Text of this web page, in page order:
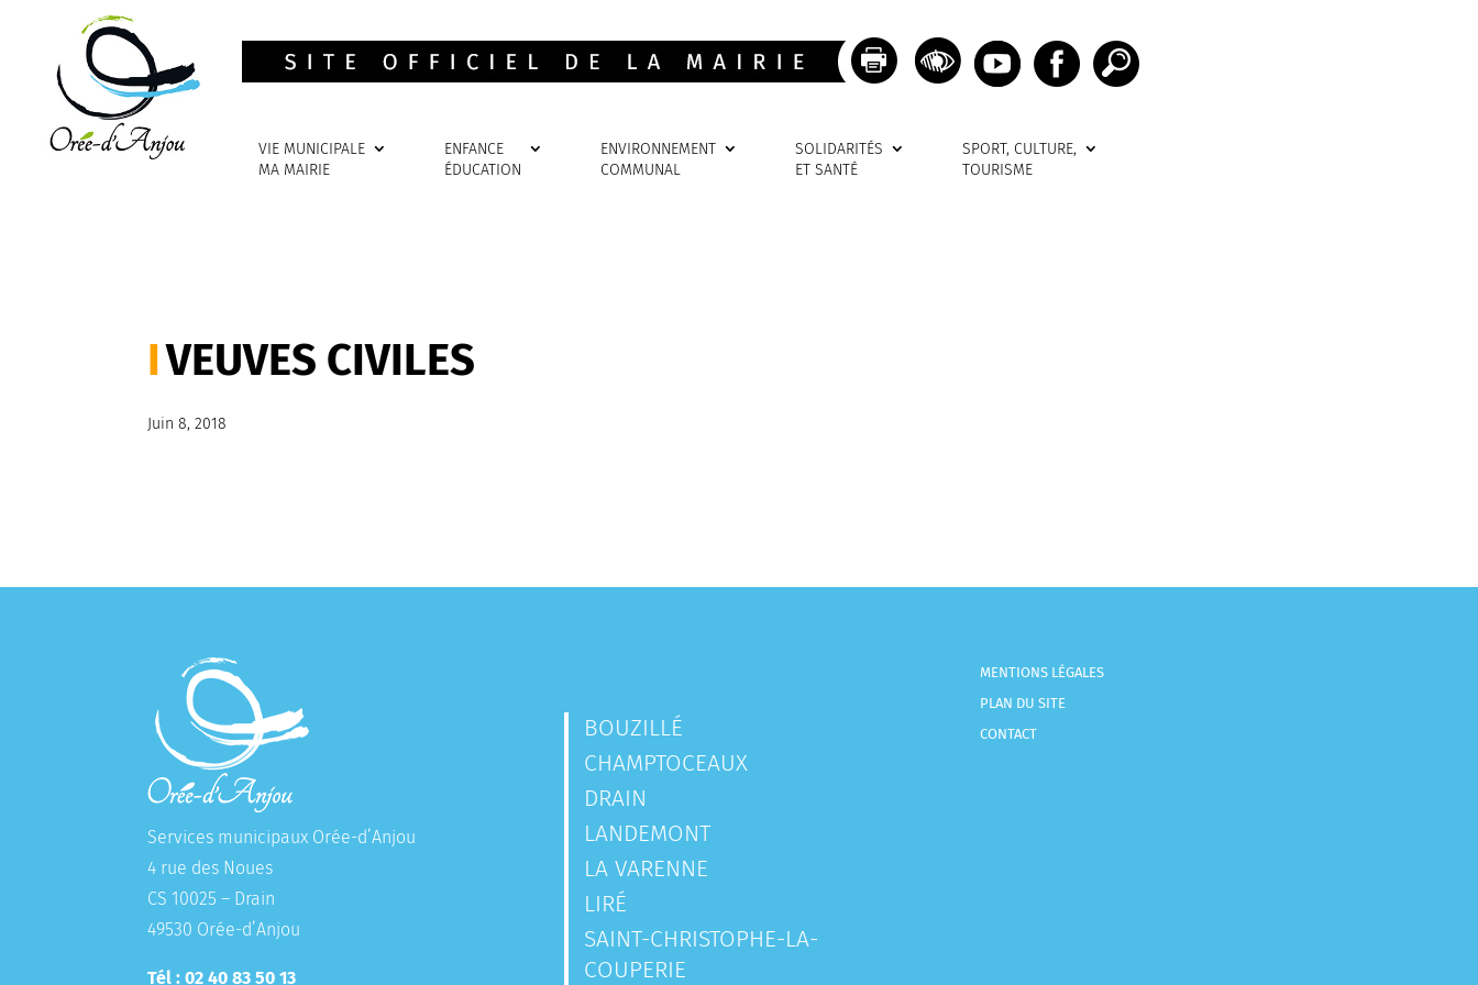
VIE MUNICIPALE
MA MAIRIE
ENFANCE
ÉDUCATION
ENVIRONNEMENT
COMMUNAL
SOLIDARITÉS
ET SANTÉ
SPORT, CULTURE,
TOURISME
VEUVES CIVILES
Juin 8, 2018
Services municipaux Orée-d’Anjou
4 rue des Noues
CS 10025 – Drain
49530 Orée-d’Anjou
Tél : 02 40 83 50 13
BOUZILLÉ
CHAMPTOCEAUX
DRAIN
LANDEMONT
LA VARENNE
LIRÉ
SAINT-CHRISTOPHE-LA-
COUPERIE
MENTIONS LÉGALES
PLAN DU SITE
CONTACT